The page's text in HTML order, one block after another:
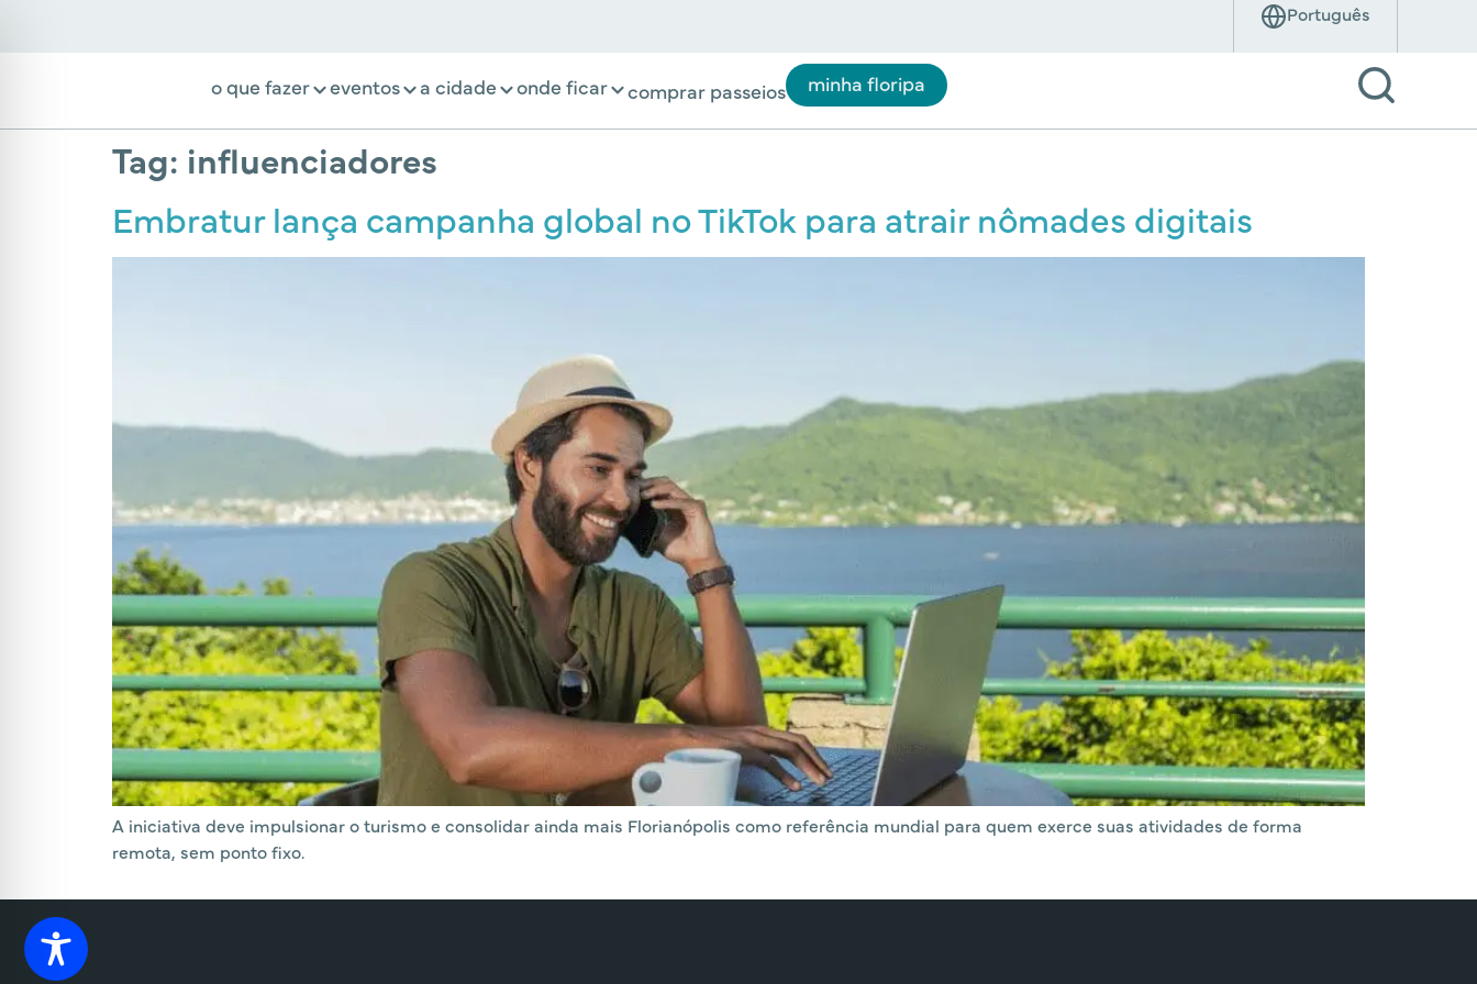
o que fazer eventos a cidade onde ficar comprar passeios minha floripa
Tag: influenciadores
Embratur lança campanha global no TikTok para atrair nômades digitais
A iniciativa deve impulsionar o turismo e consolidar ainda mais Florianópolis como referência mundial para quem exerce suas atividades de forma
remota, sem ponto fixo.